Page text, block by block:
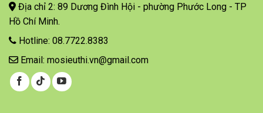
Địa chỉ 2: 89 Dương Đình Hội - phường Phước Long - TP
Hồ Chí Minh.
Hotline: 08.7722.8383
Email: mosieuthi.vn@gmail.com